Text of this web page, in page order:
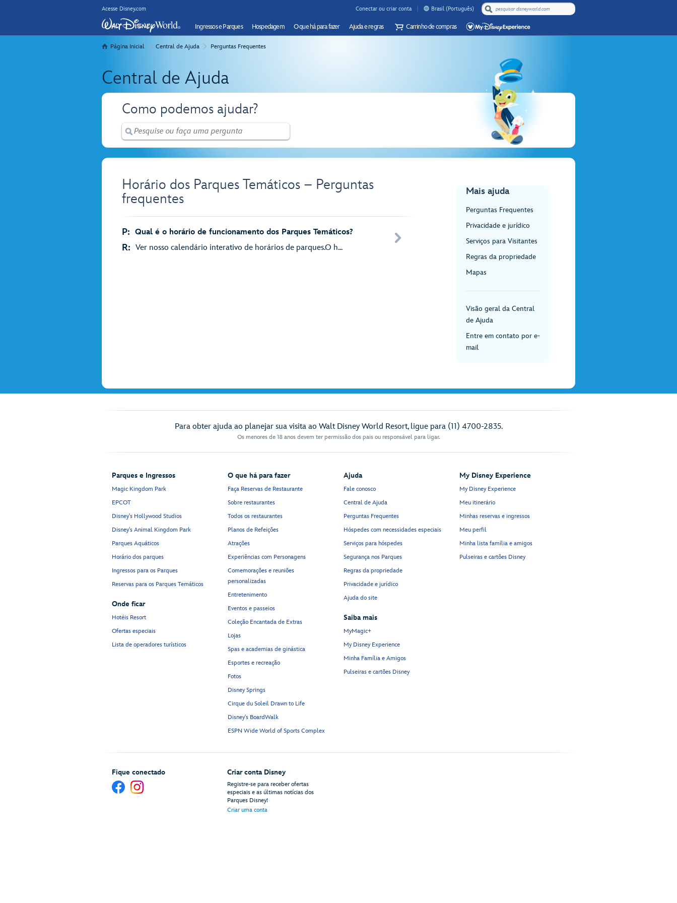
Acesse Disney.com Conectar ou criar conta Brasil (Português)
Ingressos e Parques Hospedagem O que há para fazer Ajuda e regras Carrinho de compras
Página Inicial Central de Ajuda Perguntas Frequentes
Central de Ajuda
Como podemos ajudar?
Horário dos Parques Temáticos – Perguntas
frequentes
P: Qual é o horário de funcionamento dos Parques Temáticos?
R: Ver nosso calendário interativo de horários de parques.O h...
Mais ajuda
Perguntas Frequentes
Privacidade e jurídico
Serviços para Visitantes
Regras da propriedade
Mapas
Visão geral da Central
de Ajuda
Entre em contato por e-
mail
Para obter ajuda ao planejar sua visita ao Walt Disney World Resort, ligue para (11) 4700-2835.
Os menores de 18 anos devem ter permissão dos pais ou responsável para ligar.
Parques e Ingressos
Magic Kingdom Park
EPCOT
Disney's Hollywood Studios
Disney's Animal Kingdom Park
Parques Aquáticos
Horário dos parques
Ingressos para os Parques
Reservas para os Parques Temáticos
Onde ficar
Hotéis Resort
Ofertas especiais
Lista de operadores turísticos
O que há para fazer
Faça Reservas de Restaurante
Sobre restaurantes
Todos os restaurantes
Planos de Refeições
Atrações
Experiências com Personagens
Comemorações e reuniões
personalizadas
Entretenimento
Eventos e passeios
Coleção Encantada de Extras
Lojas
Spas e academias de ginástica
Esportes e recreação
Fotos
Disney Springs
Cirque du Soleil Drawn to Life
Disney's BoardWalk
ESPN Wide World of Sports Complex
Ajuda
Fale conosco
Central de Ajuda
Perguntas Frequentes
Hóspedes com necessidades especiais
Serviços para hóspedes
Segurança nos Parques
Regras da propriedade
Privacidade e jurídico
Ajuda do site
Saiba mais
MyMagic+
My Disney Experience
Minha Família e Amigos
Pulseiras e cartões Disney
My Disney Experience
My Disney Experience
Meu itinerário
Minhas reservas e ingressos
Meu perfil
Minha lista família e amigos
Pulseiras e cartões Disney
Fique conectado Criar conta Disney
Registre-se para receber ofertas
especiais e as últimas notícias dos
Parques Disney!
Criar uma conta